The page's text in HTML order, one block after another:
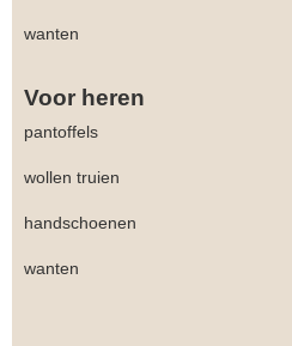
wanten
Voor heren
pantoffels
wollen truien
handschoenen
wanten